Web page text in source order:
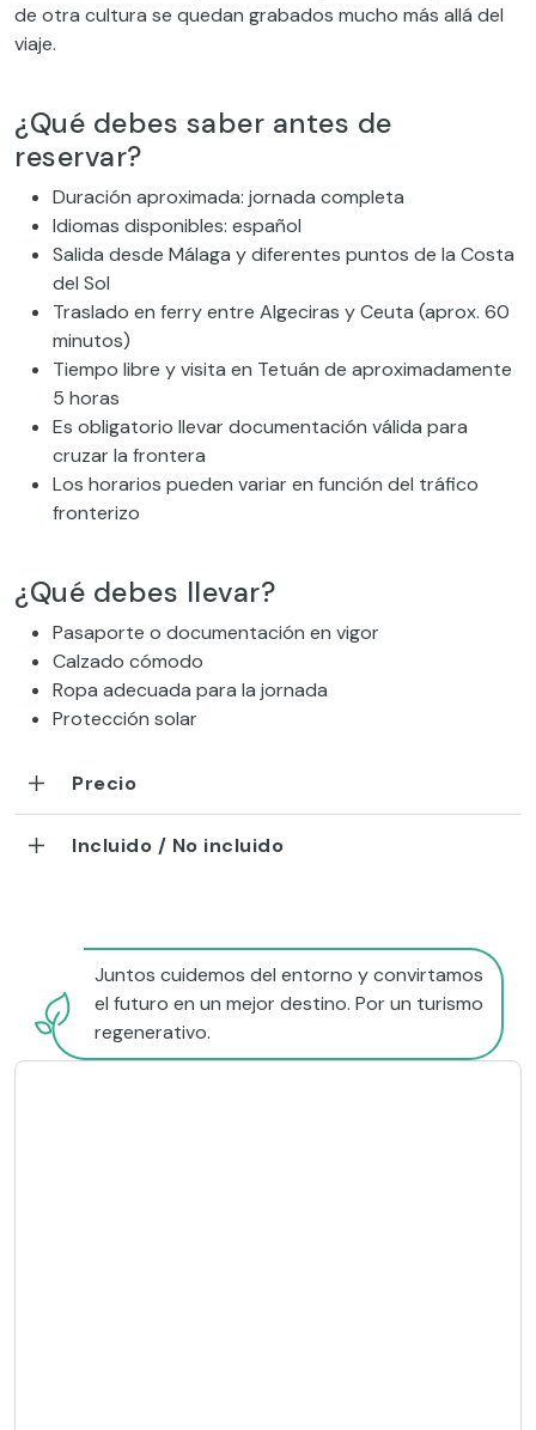
de otra cultura se quedan grabados mucho más allá del
viaje.
¿Qué debes saber antes de
reservar?
Duración aproximada: jornada completa
Idiomas disponibles: español
Salida desde Málaga y diferentes puntos de la Costa
del Sol
Traslado en ferry entre Algeciras y Ceuta (aprox. 60
minutos)
Tiempo libre y visita en Tetuán de aproximadamente
5 horas
Es obligatorio llevar documentación válida para
cruzar la frontera
Los horarios pueden variar en función del tráfico
fronterizo
¿Qué debes llevar?
Pasaporte o documentación en vigor
Calzado cómodo
Ropa adecuada para la jornada
Protección solar
Precio
Incluido / No incluido
Juntos cuidemos del entorno y convirtamos
el futuro en un mejor destino. Por un turismo
regenerativo.